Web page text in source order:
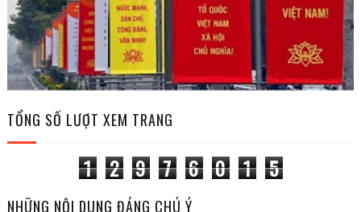
TỔNG SỐ LƯỢT XEM TRANG
1 2 9 7 6 0 1 5
NHỮNG NỘI DUNG ĐÁNG CHÚ Ý